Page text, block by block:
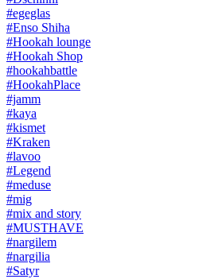
#egeglas
#Enso Shiha
#Hookah lounge
#Hookah Shop
#hookahbattle
#HookahPlace
#jamm
#kaya
#kismet
#Kraken
#lavoo
#Legend
#meduse
#mig
#mix and story
#MUSTHAVE
#nargilem
#nargilia
#Satyr